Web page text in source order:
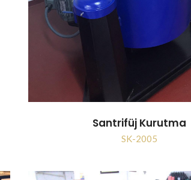
Santrifüj Kurutma
SK-2005